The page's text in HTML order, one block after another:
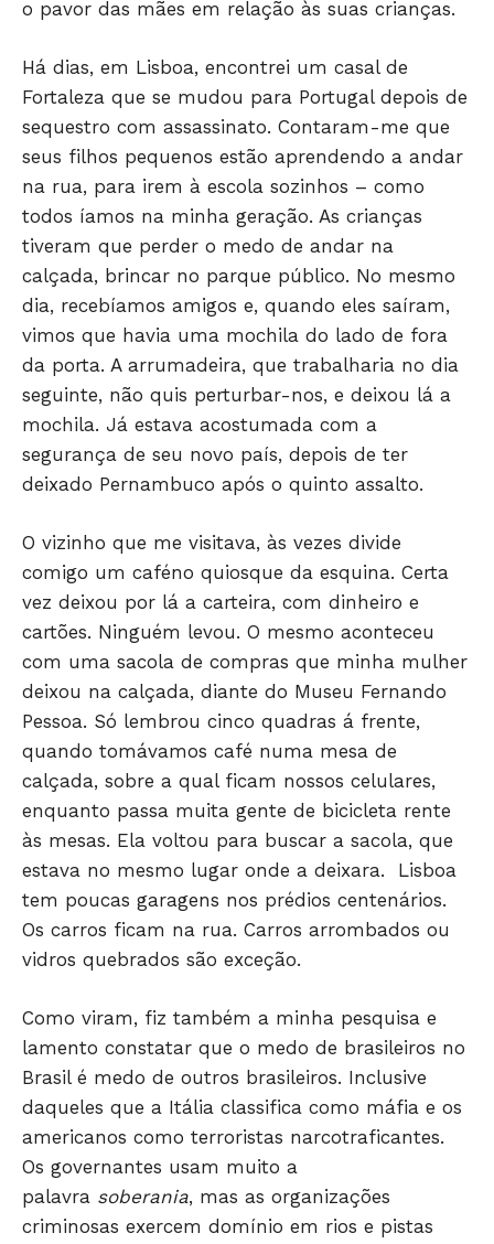
Só Notícias
POLÍTICA
POLÍCIA
ESPORTES
ECONOMIA
OPINIÃO
GERAL
AGRONOTÍCIAS
o pavor das mães em relação às suas crianças.
Há dias, em Lisboa, encontrei um casal de
Fortaleza que se mudou para Portugal depois de
sequestro com assassinato. Contaram-me que
seus filhos pequenos estão aprendendo a andar
na rua, para irem à escola sozinhos – como
todos íamos na minha geração. As crianças
tiveram que perder o medo de andar na
calçada, brincar no parque público. No mesmo
dia, recebíamos amigos e, quando eles saíram,
vimos que havia uma mochila do lado de fora
da porta. A arrumadeira, que trabalharia no dia
seguinte, não quis perturbar-nos, e deixou lá a
mochila. Já estava acostumada com a
segurança de seu novo país, depois de ter
deixado Pernambuco após o quinto assalto.
O vizinho que me visitava, às vezes divide
comigo um caféno quiosque da esquina. Certa
vez deixou por lá a carteira, com dinheiro e
cartões. Ninguém levou. O mesmo aconteceu
com uma sacola de compras que minha mulher
deixou na calçada, diante do Museu Fernando
Pessoa. Só lembrou cinco quadras á frente,
quando tomávamos café numa mesa de
calçada, sobre a qual ficam nossos celulares,
enquanto passa muita gente de bicicleta rente
às mesas. Ela voltou para buscar a sacola, que
estava no mesmo lugar onde a deixara. Lisboa
tem poucas garagens nos prédios centenários.
Os carros ficam na rua. Carros arrombados ou
vidros quebrados são exceção.
Como viram, fiz também a minha pesquisa e
lamento constatar que o medo de brasileiros no
Brasil é medo de outros brasileiros. Inclusive
daqueles que a Itália classifica como máfia e os
americanos como terroristas narcotraficantes.
Os governantes usam muito a
palavra soberania, mas as organizações
criminosas exercem domínio em rios e pistas